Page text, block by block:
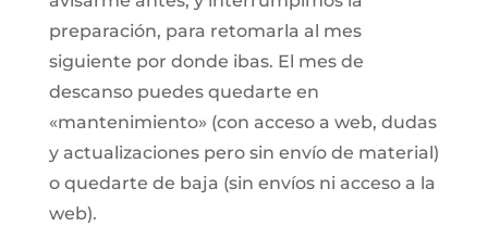
preparación, para retomarla al mes
siguiente por donde ibas. El mes de
descanso puedes quedarte en
«mantenimiento» (con acceso a web, dudas
y actualizaciones pero sin envío de material)
o quedarte de baja (sin envíos ni acceso a la
web).